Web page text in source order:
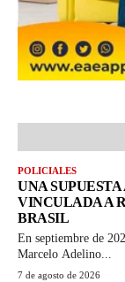
POLICIALES
UNA
VINCULADA A
BRASIL
En septiembre de
Marcelo Adelino...
7 de agosto de 2026